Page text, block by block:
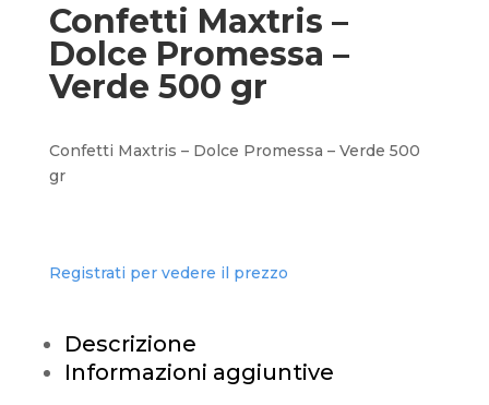
Confetti Maxtris –
Dolce Promessa –
Verde 500 gr
Confetti Maxtris – Dolce Promessa – Verde 500
gr
Registrati per vedere il prezzo
Descrizione
Informazioni aggiuntive